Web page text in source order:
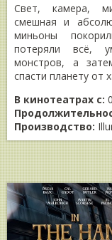
Свет, камера,
смешная и
миньоны
потеряли всё,
монстров, а
спасти планету от
В кинотеатрах с:
Производство: